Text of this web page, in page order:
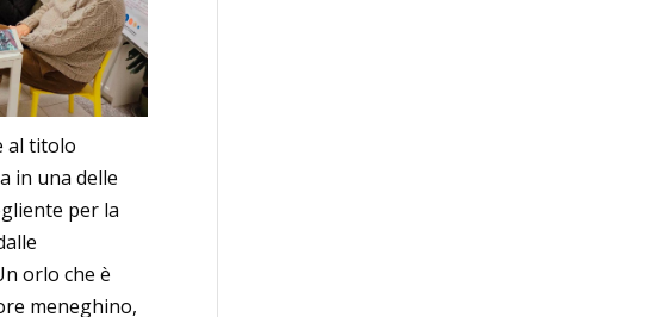
al titolo
in una delle
per la
orlo che è
meneghino,